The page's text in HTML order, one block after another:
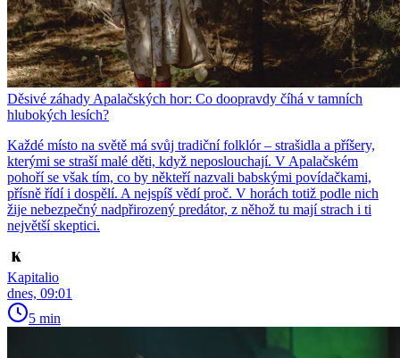
Děsivé záhady Apalačských hor: Co doopravdy číhá v tamních
hlubokých lesích?
Každé místo na světě má svůj tradiční folklór – strašidla a příšery,
kterými se straší malé děti, když neposlouchají. V Apalačském
pohoří se však tím, co by někteří nazvali babskými povídačkami,
přísně řídí i dospělí. A nejspíš vědí proč. V horách totiž podle nich
žije nebezpečný nadpřirozený predátor, z něhož tu mají strach i ti
největší skeptici.
Kapitalio
dnes, 09:01
5 min